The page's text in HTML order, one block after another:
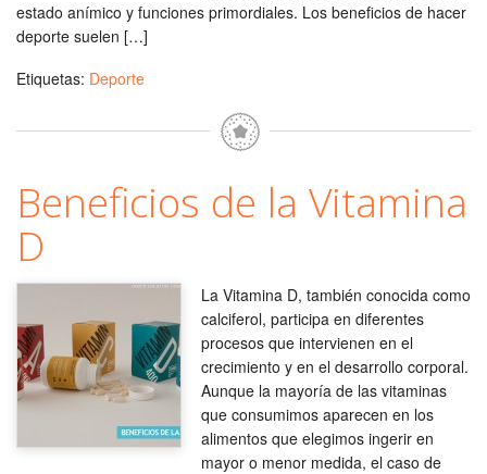
estado anímico y funciones primordiales. Los beneficios de hacer
deporte suelen […]
Etiquetas: Deporte
Beneficios de la Vitamina
D
La Vitamina D, también conocida como
calciferol, participa en diferentes
procesos que intervienen en el
crecimiento y en el desarrollo corporal.
Aunque la mayoría de las vitaminas
que consumimos aparecen en los
alimentos que elegimos ingerir en
mayor o menor medida, el caso de